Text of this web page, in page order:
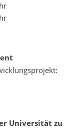
Universität zu